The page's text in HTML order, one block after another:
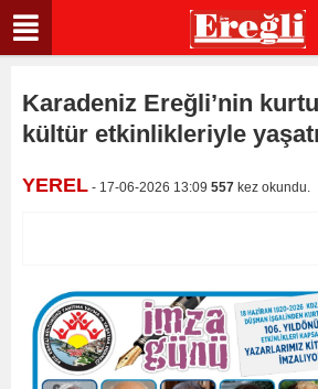
Karadeniz Ereğli’nin
kültür etkinlikleriyle
YEREL - 17-06-2026 13:09 557 kez okundu.